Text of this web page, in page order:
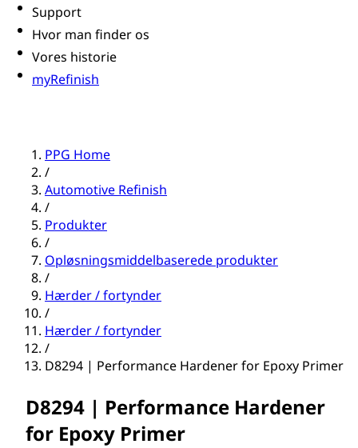
Support
Hvor man finder os
Vores historie
myRefinish
PPG Home
/
Automotive Refinish
/
Produkter
/
Opløsningsmiddelbaserede produkter
/
Hærder / fortynder
/
Hærder / fortynder
/
D8294 | Performance Hardener for Epoxy Primer
D8294 | Performance Hardener
for Epoxy Primer